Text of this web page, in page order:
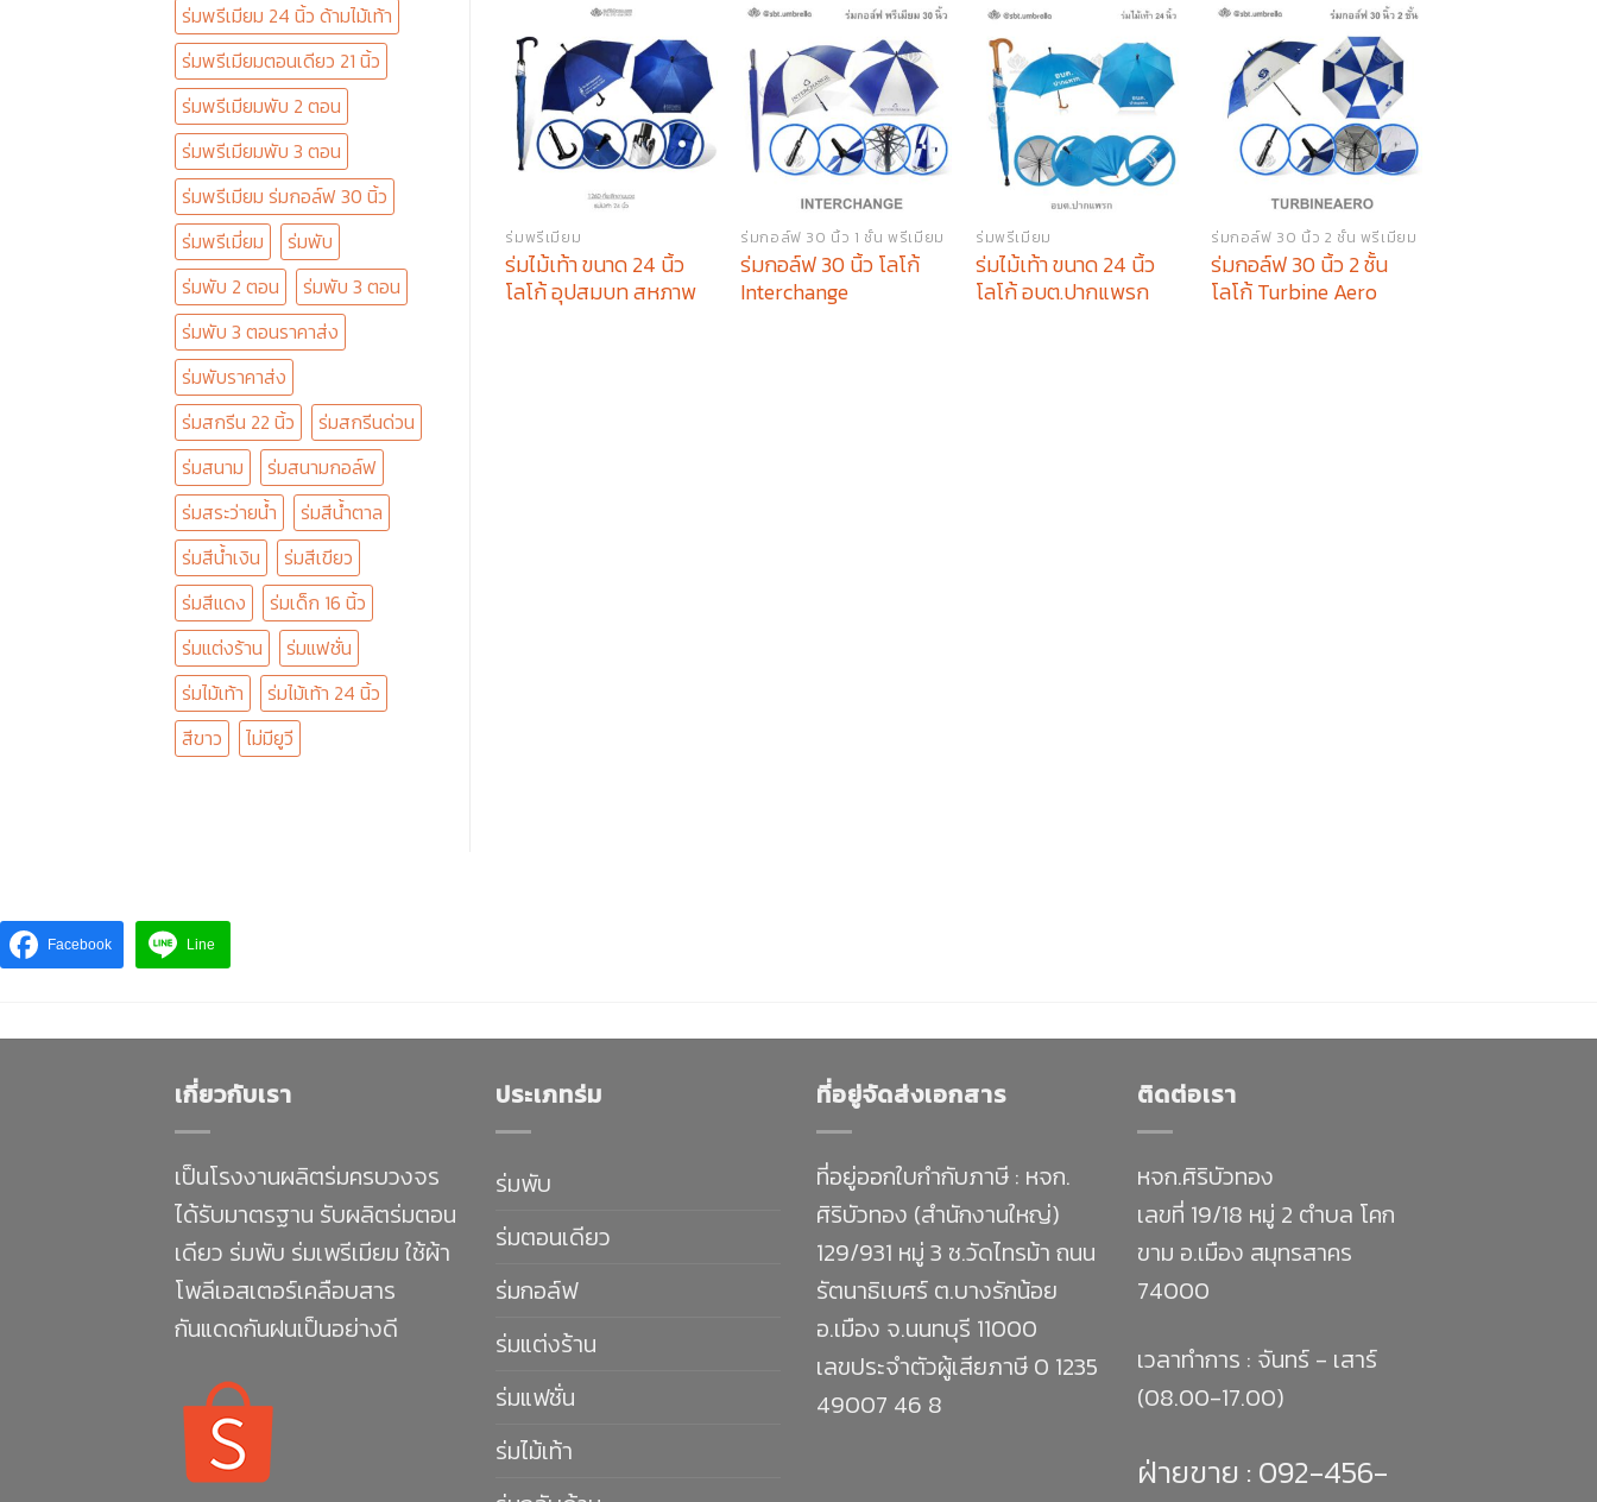
ร่มพรีเมียม 24 นิ้ว ด้ามไม้เท้า
ร่มพรีเมียมตอนเดียว 21 นิ้ว
ร่มพรีเมียมพับ 2 ตอน
ร่มพรีเมียมพับ 3 ตอน
ร่มพรีเมียม ร่มกอล์ฟ 30 นิ้ว
ร่มพรีเมี่ยม
ร่มพับ
ร่มพับ 2 ตอน
ร่มพับ 3 ตอน
ร่มพับ 3 ตอนราคาส่ง
ร่มพับราคาส่ง
ร่มสกรีน 22 นิ้ว
ร่มสกรีนด่วน
ร่มสนาม
ร่มสนามกอล์ฟ
ร่มสระว่ายน้ำ
ร่มสีน้ำตาล
ร่มสีน้ำเงิน
ร่มสีเขียว
ร่มสีแดง
ร่มเด็ก 16 นิ้ว
ร่มแต่งร้าน
ร่มแฟชั่น
ร่มไม้เท้า
ร่มไม้เท้า 24 นิ้ว
สีขาว
ไม่มียูวี
ร่มพรีเมียม
ร่มไม้เท้า ขนาด 24 นิ้ว
โลโก้ อุปสมบท สหภาพ
ร่มกอล์ฟ 30 นิ้ว 1 ชั้น พรีเมียม
ร่มกอล์ฟ 30 นิ้ว โลโก้
Interchange
ร่มพรีเมียม
ร่มไม้เท้า ขนาด 24 นิ้ว
โลโก้ อบต.ปากแพรก
ร่มกอล์ฟ 30 นิ้ว 2 ชั้น พรีเมียม
ร่มกอล์ฟ 30 นิ้ว 2 ชั้น
โลโก้ Turbine Aero
Facebook Line
เกี่ยวกับเรา
เป็นโรงงานผลิตร่มครบวงจร
ได้รับมาตรฐาน รับผลิตร่มตอน
เดียว ร่มพับ ร่มเพรีเมียม ใช้ผ้า
โพลีเอสเตอร์เคลือบสาร
กันแดดกันฝนเป็นอย่างดี
ประเภทร่ม
ร่มพับ
ร่มตอนเดียว
ร่มกอล์ฟ
ร่มแต่งร้าน
ร่มแฟชั่น
ร่มไม้เท้า
ที่อยู่จัดส่งเอกสาร
ที่อยู่ออกใบกำกับภาษี : หจก.
ศิริบัวทอง (สำนักงานใหญ่)
129/931 หมู่ 3 ซ.วัดไทรม้า ถนน
รัตนาธิเบศร์ ต.บางรักน้อย
อ.เมือง จ.นนทบุรี 11000
เลขประจำตัวผู้เสียภาษี 0 1235
49007 46 8
ติดต่อเรา
หจก.ศิริบัวทอง
เลขที่ 19/18 หมู่ 2 ตำบล โคก
ขาม อ.เมือง สมุทรสาคร
74000
เวลาทำการ : จันทร์ - เสาร์
(08.00-17.00)
ฝ่ายขาย : 092-456-